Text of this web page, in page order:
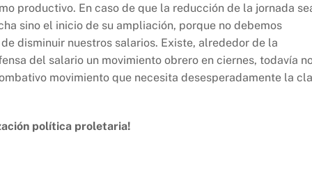
productivo. En caso de que la reducción de la jornada
sino el inicio de su ampliación, porque no debemos
disminuir nuestros salarios. Existe, alrededor de la
del salario un movimiento obrero en ciernes, todavía
movimiento que necesita desesperadamente la
política proletaria!